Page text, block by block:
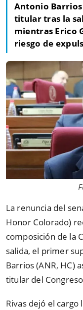
Antonio
titular tras la
mientras Erico
riesgo de
La renuncia del
Honor Colorado)
composición de la
salida, el primer
Barrios (ANR, HC)
titular del
Rivas dejó el